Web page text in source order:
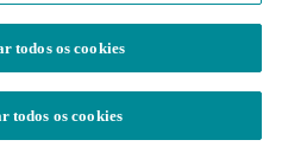
todos os cookies
todos os cookies